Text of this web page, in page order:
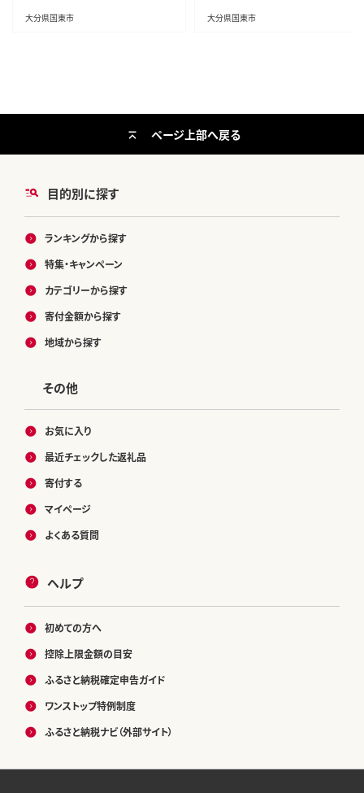
大分県国東市 大分県国東市
目的別に探す
ランキングから探す
特集・キャンペーン
カテゴリーから探す
寄付金額から探す
地域から探す
その他
お気に入り
最近チェックした返礼品
寄付する
マイページ
よくある質問
ヘルプ
初めての方へ
控除上限金額の目安
ふるさと納税確定申告ガイド
ワンストップ特例制度
ふるさと納税ナビ（外部サイト）
ページ上部へ戻る